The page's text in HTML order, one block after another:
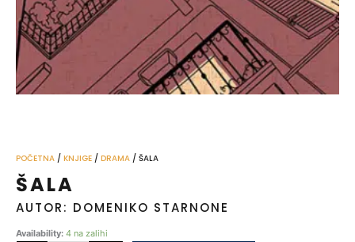
POČETNA / KNJIGE / DRAMA / ŠALA
ŠALA
AUTOR: DOMENIKO STARNONE
Availability: 4 na zalihi
Šala